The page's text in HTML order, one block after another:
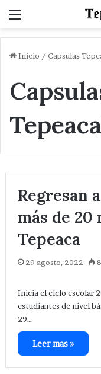
Menu
Inicio / Capsulas
Regresan
más de
Tepeaca
29 agosto, 2022
Inicia el ciclo escolar
estudiantes de nivel
29…
Leer mas »